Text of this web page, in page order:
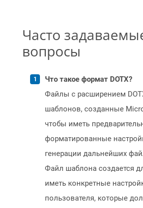
Часто
вопросы
Что такое формат DOTX?
Файлы с расширением
шаблонов, созданные
чтобы иметь
форматированные
генерации дальнейших
Файл шаблона создается
иметь конкретные
пользователя, которые